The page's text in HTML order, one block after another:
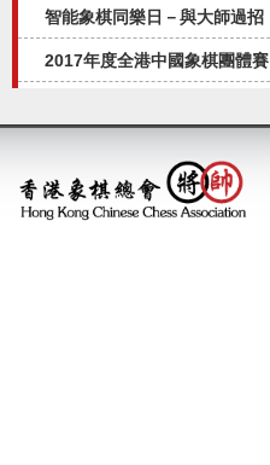
智能象棋同樂日－與大師過招
2017年度全港中國象棋團體賽